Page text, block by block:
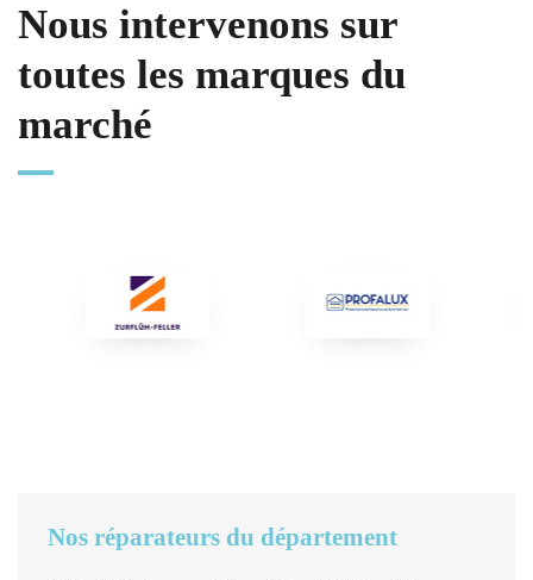
Nous intervenons sur
toutes les marques du
marché
Nos réparateurs du département